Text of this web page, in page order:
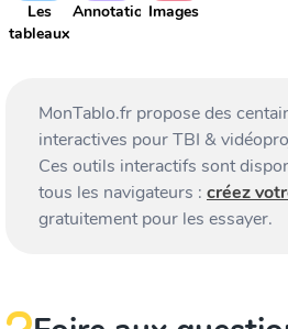
Les
tableaux
AnnotationsImages
MonTablo.fr propose des
interactives pour TBI &
Ces outils interactifs sont
tous les navigateurs : créez
gratuitement pour les essayer.